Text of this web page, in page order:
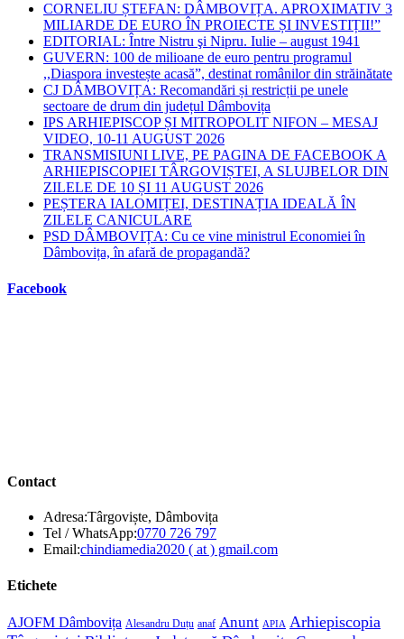
CORNELIU ȘTEFAN: DÂMBOVIȚA. APROXIMATIV 3
MILIARDE DE EURO ÎN PROIECTE ȘI INVESTIȚII!”
EDITORIAL: Între Nistru şi Nipru. Iulie – august 1941
GUVERN: 100 de milioane de euro pentru programul
,,Diaspora investește acasă”, destinat românilor din străinătate
CJ DÂMBOVIȚA: Recomandări și restricții pe unele
sectoare de drum din județul Dâmbovița
IPS ARHIEPISCOP ȘI MITROPOLIT NIFON – MESAJ
VIDEO, 10-11 AUGUST 2026
TRANSMISIUNI LIVE, PE PAGINA DE FACEBOOK A
ARHIEPISCOPIEI TÂRGOVIȘTEI, A SLUJBELOR DIN
ZILELE DE 10 ȘI 11 AUGUST 2026
PEȘTERA IALOMIȚEI, DESTINAȚIA IDEALĂ ÎN
ZILELE CANICULARE
PSD DÂMBOVIȚA: Cu ce vine ministrul Economiei în
Dâmbovița, în afară de propagandă?
Facebook
Contact
Adresa:Târgoviște, Dâmbovița
Tel / WhatsApp:0770 726 797Opens
in
Email:chindiamedia2020 ( at ) gmail.comOpens
Etichete
AJOFM Dâmbovița Alesandru Duțu anaf Anunt APIA Arhiepiscopia